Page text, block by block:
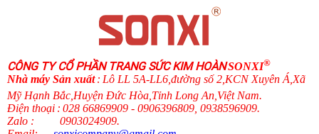
CÔNG TY CỔ PHẦN TRANG SỨC KIM HOÀNSONXI®
Nhà máy Sản xuất : Lô LL 5A-LL6,đường số 2,KCN Xuyên Á,Xã
Mỹ Hạnh Bắc,Huyện Đức Hòa,Tỉnh Long An,Việt Nam.
Điện thoại : 028 66869909 - 0906396809, 0938596909.
Zalo : 0903024909.